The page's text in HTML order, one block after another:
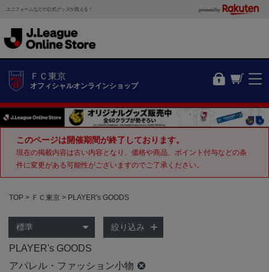
ユニフォームなどの公式グッズが買える！ powered by
ＦＣ東京
オフィシャルオンラインショップ
このページは開催期間が終了しております。
現在の掲載内容は古い内容となり、価格や商品、ポイント付与などの条
件に変更がある可能性がございますのでご了承ください。
TOP ＦＣ東京 PLAYER's GOODS
絞り込み
PLAYER's GOODS
アパレル・ファッション小物